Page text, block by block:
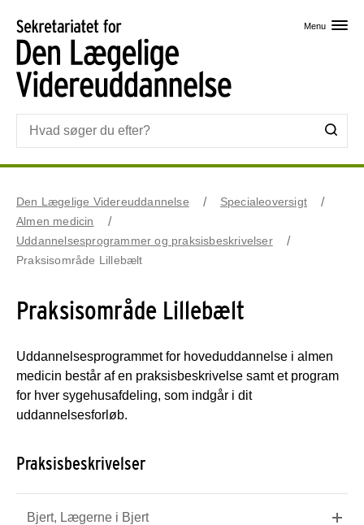
Menu
Den Lægelige Videreuddannelse
Specialeoversigt
Almen medicin
Uddannelsesprogrammer og praksisbeskrivelser
Praksisområde Lillebælt
Praksisområde Lillebælt
Uddannelsesprogrammet for hoveduddannelse i almen
medicin består af en praksisbeskrivelse samt et program
for hver sygehusafdeling, som indgår i dit
uddannelsesforløb.
Praksisbeskrivelser
Bjert, Lægerne i Bjert